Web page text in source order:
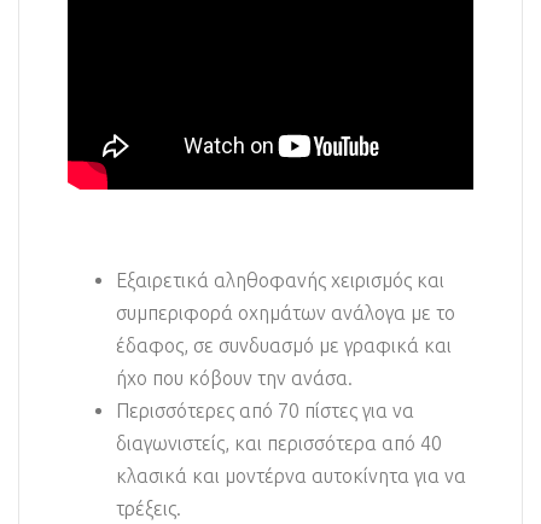
Εξαιρετικά αληθοφανής χειρισμός και
συμπεριφορά οχημάτων ανάλογα με το
έδαφος, σε συνδυασμό με γραφικά και
ήχο που κόβουν την ανάσα.
Περισσότερες από 70 πίστες για να
διαγωνιστείς, και περισσότερα από 40
κλασικά και μοντέρνα αυτοκίνητα για να
τρέξεις.